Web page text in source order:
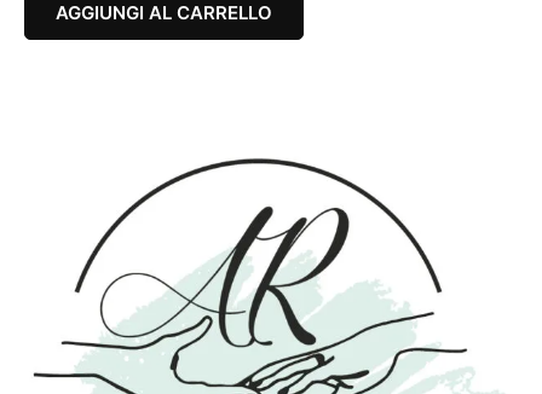
AGGIUNGI AL CARRELLO